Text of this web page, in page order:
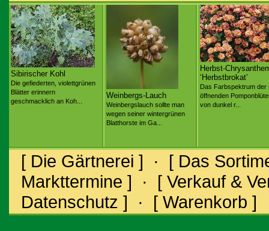
Sibirischer Kohl
Die gefiederten, violettgrünen
Blätter erinnern
geschmacklich an Koh...
Weinbergs-Lauch
Weinbergslauch sollte man
wegen seiner wintergrünen
Blatthorste im Ga...
Herbst-
‘Herbstbrokat’
Das Farbspektrum der
öffnenden
von dunkel r...
[ Die Gärtnerei ] · [ Das
Markttermine ] · [ Verkauf &
Datenschutz ] · [ Warenkorb ]